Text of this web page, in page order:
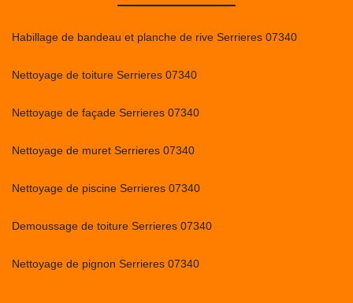
Habillage de bandeau et planche de rive Serrieres 07340
Nettoyage de toiture Serrieres 07340
Nettoyage de façade Serrieres 07340
Nettoyage de muret Serrieres 07340
Nettoyage de piscine Serrieres 07340
Demoussage de toiture Serrieres 07340
Nettoyage de pignon Serrieres 07340